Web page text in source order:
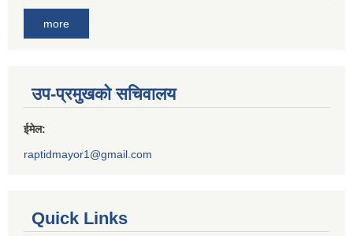
more
उप-प्रमुखको सचिवालय
ईमेल:
raptidmayor1@gmail.com
Quick Links